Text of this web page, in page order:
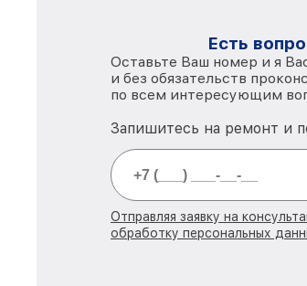
Есть
Оставьте Ваш номер и я
и без обязательств
по всем интересующим
Запишитесь на ремонт и
Отправляя заявку на
обработку персональных